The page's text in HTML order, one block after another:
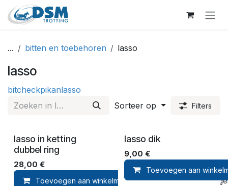
Overslaan naar inhoud
... bitten en toebehoren lasso
lasso
bitcheckpikanlasso
Sorteer op
Filters
lasso in ketting
dubbel ring
28,00 €
Toevoegen aan winkelmandje
lasso dik
9,00 €
Toevoegen aan